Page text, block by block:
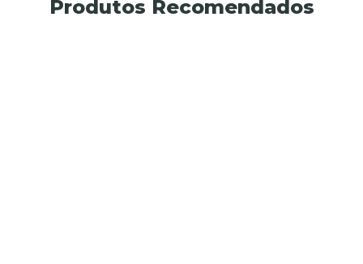
Produtos Recomendados